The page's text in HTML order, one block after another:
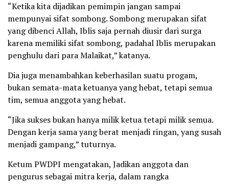
“Ketika kita dijadikan pemimpin jangan sampai
mempunyai sifat sombong. Sombong merupakan sifat
yang dibenci Allah, Iblis saja pernah diusir dari surga
karena memiliki sifat sombong, padahal Iblis merupakan
penghulu dari para Malaikat,” katanya.
Dia juga menambahkan keberhasilan suatu progam,
bukan semata-mata ketuanya yang hebat, tetapi semua
tim, semua anggota yang hebat.
“Jika sukses bukan hanya milik ketua tetapi milik semua.
Dengan kerja sama yang berat menjadi ringan, yang susah
menjadi gampang,” tuturnya.
Ketum PWDPI mengatakan, Jadikan anggota dan
pengurus sebagai mitra kerja, dalam rangka